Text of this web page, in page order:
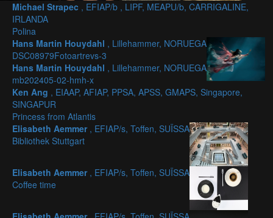
Michael Strapec , EFIAP/b , LIPF, MEAPU/b, CARRIGALINE,
IRLANDA
Polina
Hans Martin Houydahl , Lillehammer, NORUEGA
DSC08979Fotoartrevs-3
Hans Martin Houydahl , Lillehammer, NORUEGA
mb202405-02-hmh-x
Ken Ang , EIAAP, AFIAP, PPSA, APSS, GMAPS, Singapore,
SINGAPUR
Princess from Atlantis
Elisabeth Aemmer , EFIAP/s, Toffen, SUÏSSA
Bibliothek Stuttgart
Elisabeth Aemmer , EFIAP/s, Toffen, SUÏSSA
Coffee time